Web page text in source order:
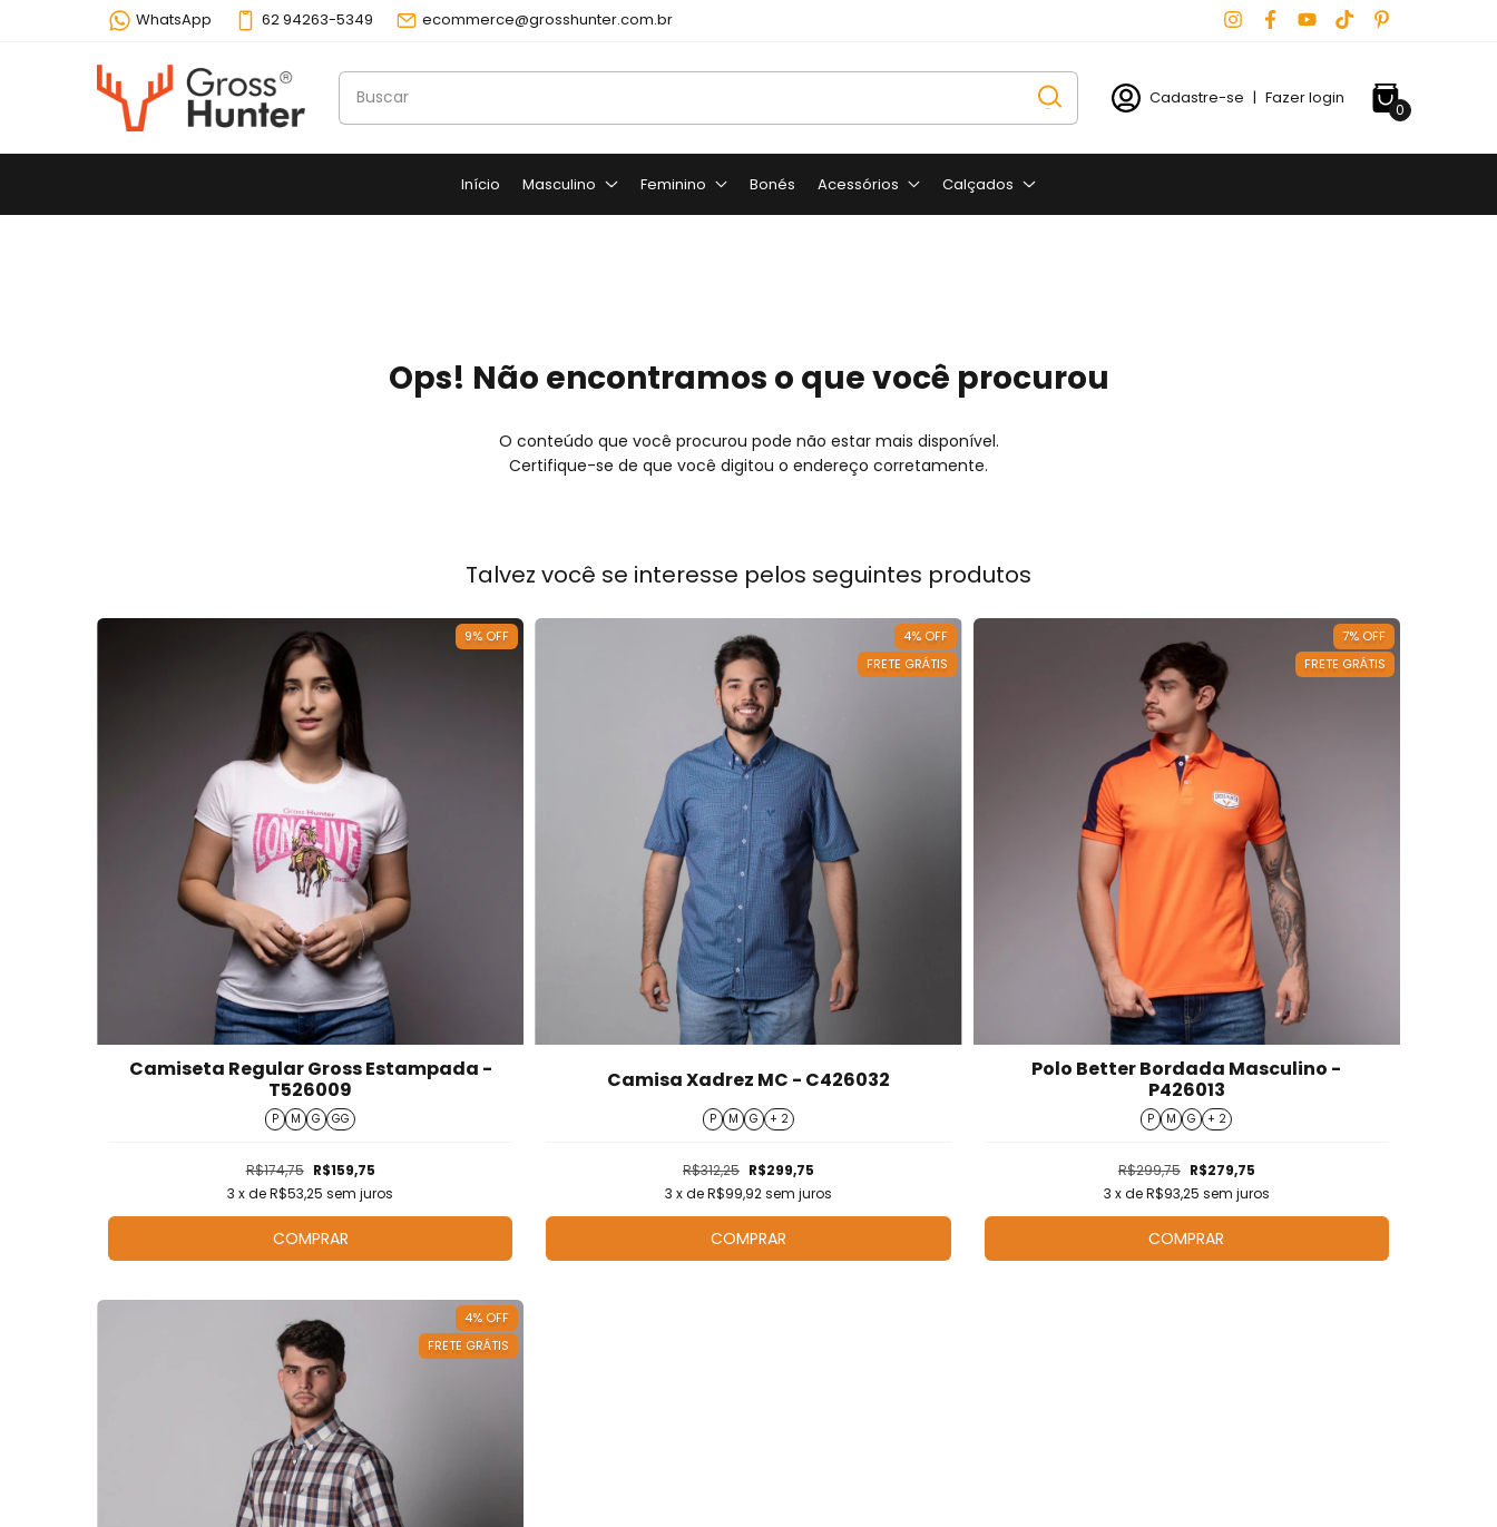
WhatsApp 62 94263-5349 ecommerce@grosshunter.com.br
Cadastre-se | Fazer login
0
Início Masculino Feminino Bonés Acessórios Calçados
Ops! Não encontramos o que você procurou
O conteúdo que você procurou pode não estar mais disponível.
Certifique-se de que você digitou o endereço corretamente.
Talvez você se interesse pelos seguintes produtos
9% OFF
Camiseta Regular Gross Estampada -
T526009
P M G GG
R$174,75 R$159,75
3 x deR$53,25 sem juros
COMPRAR
4% OFF
FRETE GRÁTIS
Camisa Xadrez MC - C426032
P M G + 2
R$312,25 R$299,75
3 x deR$99,92sem juros
COMPRAR
7% OFF
FRETE GRÁTIS
Polo Better Bordada Masculino -
P426013
P M G + 2
R$299,75 R$279,75
3 x deR$93,25 sem juros
COMPRAR
4% OFF
FRETE GRÁTIS